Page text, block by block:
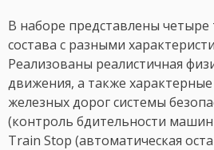
В наборе представлены
состава с разными
Реализованы реалистичная
движения, а также характерные
железных дорог системы
(контроль бдительности
Train Stop (автоматическая